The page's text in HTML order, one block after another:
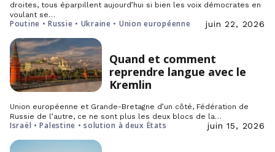
droites, tous éparpillent aujourd’hui si bien les voix démocrates en
voulant se…
Poutine • Russie • Ukraine • Union européenne juin 22, 2026
Quand et comment
reprendre langue avec le
Kremlin
Union européenne et Grande-Bretagne d’un côté, Fédération de
Russie de l’autre, ce ne sont plus les deux blocs de la…
Israël • Palestine • solution à deux États juin 15, 2026